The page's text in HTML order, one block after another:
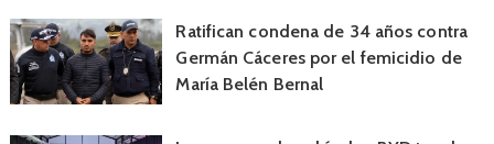
Ratifican condena de 34 años contra
Germán Cáceres por el femicidio de
María Belén Bernal